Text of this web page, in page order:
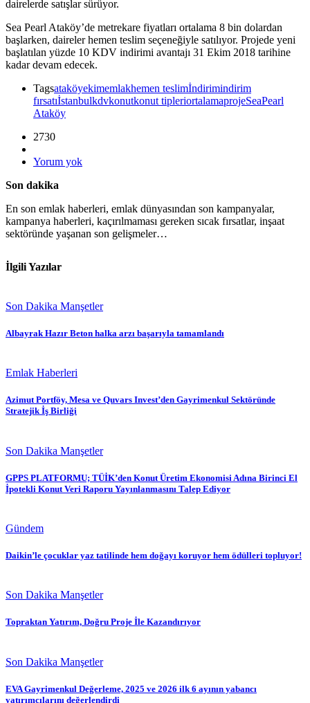
dairelerde satışlar sürüyor.
Sea Pearl Ataköy’de metrekare fiyatları ortalama 8 bin dolardan
başlarken, daireler hemen teslim seçeneğiyle satılıyor. Projede yeni
başlatılan yüzde 10 KDV indirimi avantajı 31 Ekim 2018 tarihine
kadar devam edecek.
Tagsataköyekimemlakhemen teslimİndirimindirim
fırsatıİstanbulkdvkonutkonut tipleriortalamaprojeSeaPearl
Ataköy
2730
Yorum yok
Son dakika
En son emlak haberleri, emlak dünyasından son kampanyalar,
kampanya haberleri, kaçırılmaması gereken sıcak fırsatlar, inşaat
sektöründe yaşanan son gelişmeler…
İlgili Yazılar
Son Dakika Manşetler
Albayrak Hazır Beton halka arzı başarıyla tamamlandı
Emlak Haberleri
Azimut Portföy, Mesa ve Quvars Invest’den Gayrimenkul Sektöründe
Stratejik İş Birliği
Son Dakika Manşetler
GPPS PLATFORMU; TÜİK’den Konut Üretim Ekonomisi Adına Birinci El
İpotekli Konut Veri Raporu Yayınlanmasını Talep Ediyor
Gündem
Daikin’le çocuklar yaz tatilinde hem doğayı koruyor hem ödülleri topluyor!
Son Dakika Manşetler
Topraktan Yatırım, Doğru Proje İle Kazandırıyor
Son Dakika Manşetler
EVA Gayrimenkul Değerleme, 2025 ve 2026 ilk 6 ayının yabancı
yatırımcılarını değerlendirdi